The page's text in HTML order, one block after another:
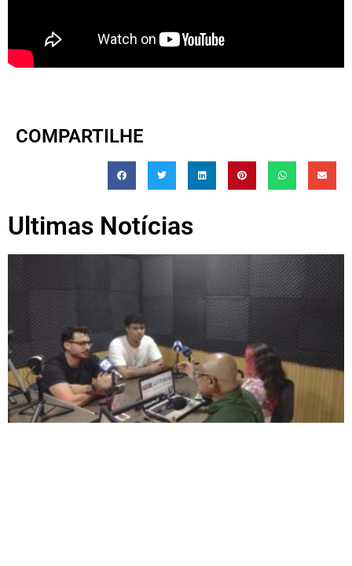
COMPARTILHE
Ultimas Notícias